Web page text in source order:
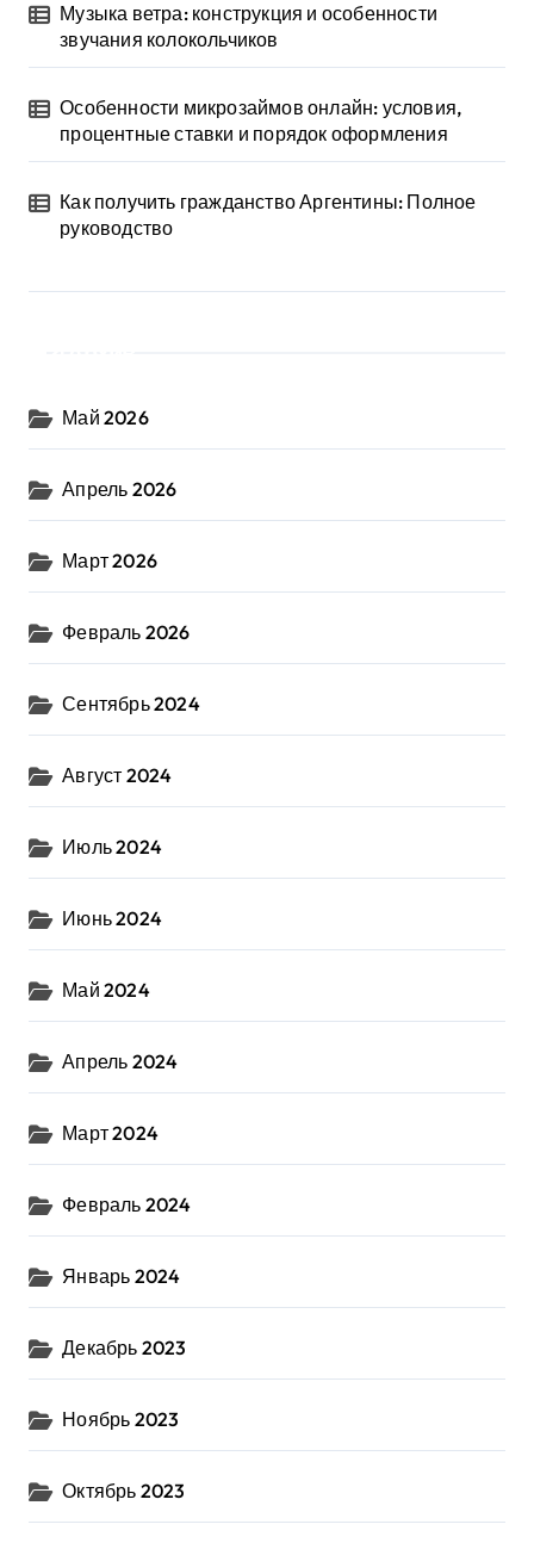
Музыка ветра: конструкция и особенности
звучания колокольчиков
Особенности микрозаймов онлайн: условия,
процентные ставки и порядок оформления
Как получить гражданство Аргентины: Полное
руководство
Май 2026
Апрель 2026
Март 2026
Февраль 2026
Сентябрь 2024
Август 2024
Июль 2024
Июнь 2024
Май 2024
Апрель 2024
Март 2024
Февраль 2024
Январь 2024
Декабрь 2023
Ноябрь 2023
Октябрь 2023